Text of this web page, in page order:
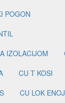
POGON
IZOLACIJOM
CU T KOSI
CU LOK